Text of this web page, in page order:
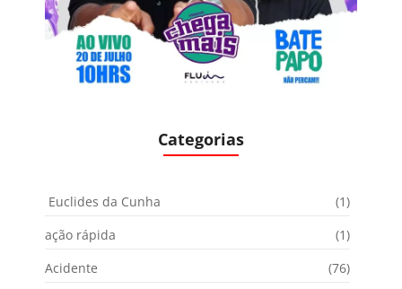
Categorias
Euclides da Cunha
(1)
ação rápida
(1)
Acidente
(76)